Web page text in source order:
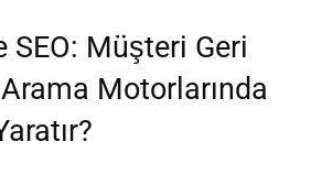
SEO: Müşteri Geri
Motorlarında